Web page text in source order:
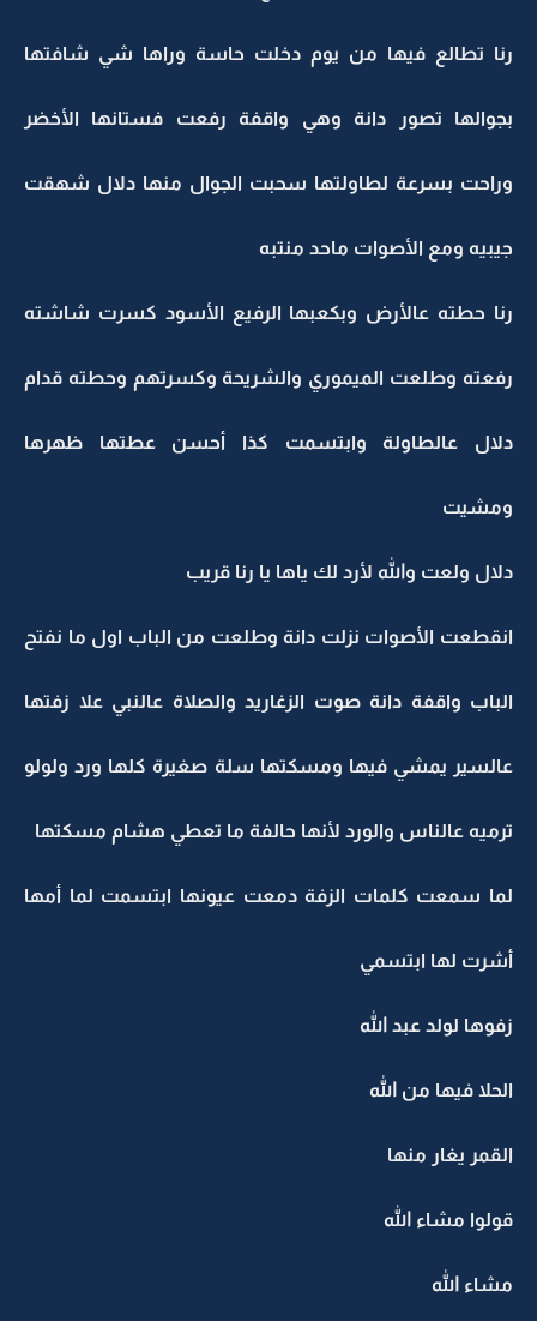
رنا تطالع فيها من يوم دخلت حاسة وراها شي شافتها
بجوالها تصور دانة وهي واقفة رفعت فستانها الأخضر
وراحت بسرعة لطاولتها سحبت الجوال منها دلال شهقت
جيبيه ومع الأصوات ماحد منتبه
رنا حطته عالأرض وبكعبها الرفيع الأسود كسرت شاشته
رفعته وطلعت الميموري والشريحة وكسرتهم وحطته قدام
دلال عالطاولة وابتسمت كذا أحسن عطتها ظهرها
ومشيت
دلال ولعت والله لأرد لك ياها يا رنا قريب
انقطعت الأصوات نزلت دانة وطلعت من الباب اول ما نفتح
الباب واقفة دانة صوت الزغاريد والصلاة عالنبي علا زفتها
عالسير يمشي فيها ومسكتها سلة صغيرة كلها ورد ولولو
ترميه عالناس والورد لأنها حالفة ما تعطي هشام مسكتها
لما سمعت كلمات الزفة دمعت عيونها ابتسمت لما أمها
أشرت لها ابتسمي
زفوها لولد عبد الله
الحلا فيها من الله
القمر يغار منها
قولوا مشاء الله
مشاء الله